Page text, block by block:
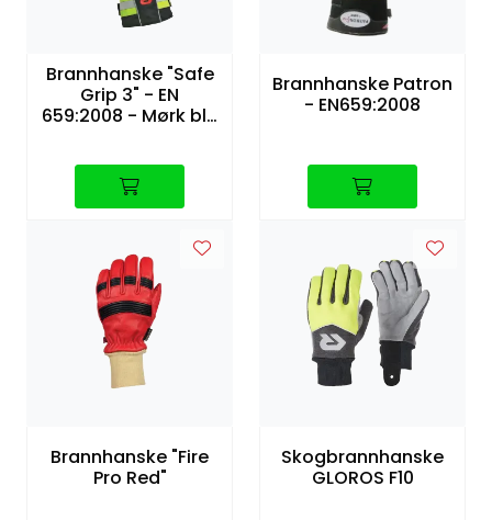
Brannhanske "Safe
Grip 3" - EN
659:2008 - Mørk blå
Brannhanske Patron
- EN659:2008
Brannhanske "Fire
Pro Red"
Skogbrannhanske
GLOROS F10